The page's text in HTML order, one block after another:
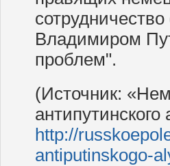
Владимиром
проблем".
(Источник:
http://
antiputinskogo-